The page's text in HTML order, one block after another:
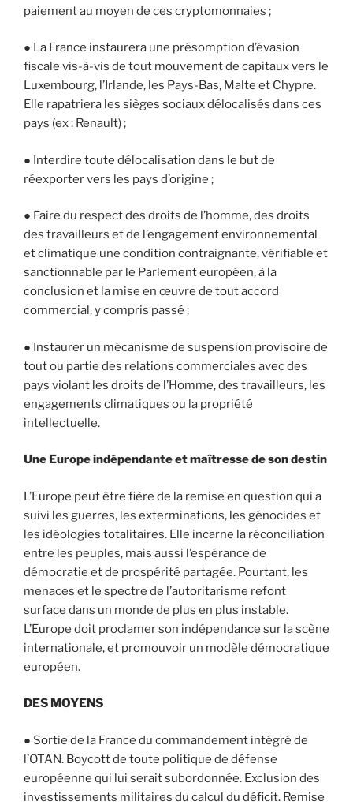
paiement au moyen de ces cryptomonnaies ;
● La France instaurera une présomption d’évasion
fiscale vis-à-vis de tout mouvement de capitaux vers le
Luxembourg, l’Irlande, les Pays-Bas, Malte et Chypre.
Elle rapatriera les sièges sociaux délocalisés dans ces
pays (ex : Renault) ;
● Interdire toute délocalisation dans le but de
réexporter vers les pays d’origine ;
● Faire du respect des droits de l’homme, des droits
des travailleurs et de l’engagement environnemental
et climatique une condition contraignante, vérifiable et
sanctionnable par le Parlement européen, à la
conclusion et la mise en œuvre de tout accord
commercial, y compris passé ;
● Instaurer un mécanisme de suspension provisoire de
tout ou partie des relations commerciales avec des
pays violant les droits de l’Homme, des travailleurs, les
engagements climatiques ou la propriété
intellectuelle.
Une Europe indépendante et maîtresse de son destin
L’Europe peut être fière de la remise en question qui a
suivi les guerres, les exterminations, les génocides et
les idéologies totalitaires. Elle incarne la réconciliation
entre les peuples, mais aussi l’espérance de
démocratie et de prospérité partagée. Pourtant, les
menaces et le spectre de l’autoritarisme refont
surface dans un monde de plus en plus instable.
L’Europe doit proclamer son indépendance sur la scène
internationale, et promouvoir un modèle démocratique
européen.
DES MOYENS
● Sortie de la France du commandement intégré de
l’OTAN. Boycott de toute politique de défense
européenne qui lui serait subordonnée. Exclusion des
investissements militaires du calcul du déficit. Remise